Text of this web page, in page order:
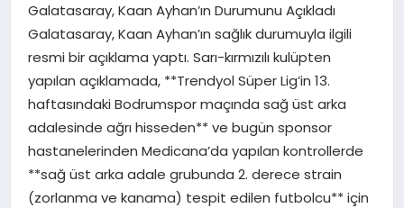
YAŞAM
Galatasaray, Kaan Ayhan’ın Durumunu Açıkladı
Galatasaray, Kaan Ayhan’ın sağlık durumuyla ilgili
resmi bir açıklama yaptı. Sarı-kırmızılı kulüpten
yapılan açıklamada, **Trendyol Süper Lig’in 13.
haftasındaki Bodrumspor maçında sağ üst arka
adalesinde ağrı hisseden** ve bugün sponsor
hastanelerinden Medicana’da yapılan kontrollerde
**sağ üst arka adale grubunda 2. derece strain
(zorlanma ve kanama) tespit edilen futbolcu** için